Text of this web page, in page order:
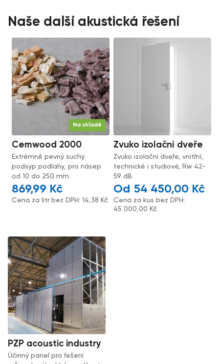
Naše další akustická řešení
Na skladě
Cemwood 2000
Extrémně pevný suchý
podsyp podlahy, pro násep
od 10 do 250 mm.
869,99 Kč
Cena za litr bez DPH:14,38 Kč
Zvuko izolační dveře
Zvuko izolační dveře, vnitřní,
technické i studiové, Rw 42-
59 dB.
54 450,00 Kč
Cena za kus bez DPH:
45 000,00 Kč
PZP acoustic industry
Účinný panel pro řešení